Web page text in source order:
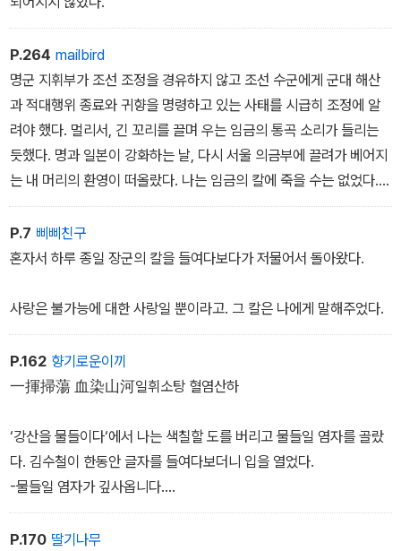
P.264 mailbird
명군 지휘부가 조선 조정을 경유하지 않고 조선 수군에게 군대 해산
과 적대행위 종료와 귀향을 명령하고 있는 사태를 시급히 조정에 알
려야 했다. 멀리서, 긴 꼬리를 끌며 우는 임금의 통곡 소리가 들리는
듯했다. 명과 일본이 강화하는 날, 다시 서울 의금부에 끌려가 베어지
는 내 머리의 환영이 떠올랐다. 나는 임금의 칼에 죽을 수는 없었다.
나는 나의 자연사로 서적의 칼에 죽기를 원했다.
P.7 삐삐친구
혼자서 하루 종일 장군의 칼을 들여다보다가 저물어서 돌아왔다.
사랑은 불가능에 대한 사랑일 뿐이라고. 그 칼은 나에게 말해주었다.
P.162 향기로운이끼
一揮掃蕩 血染山河일휘소탕 혈염산하
‘강산을 물들이다‘에서 나는 색칠할 도를 버리고 물들일 염자를 골랐
다. 김수철이 한동안 글자를 들여다보더니 입을 열었다.
-물들일 염자가 깊사옵니다.
-그러하냐? 염은 공이다. 옷감에 물을 들이듯이, 바다의 색을 바꾸
는 것이다.
P.170 딸기나무